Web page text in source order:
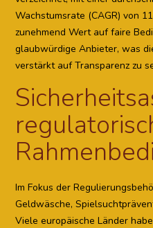
Wachstumsrate (CAGR) von
zunehmend Wert auf faire
glaubwürdige Anbieter, was
verstärkt auf Transparenz zu
Im Fokus der
Geldwäsche,
Viele europäische Länder